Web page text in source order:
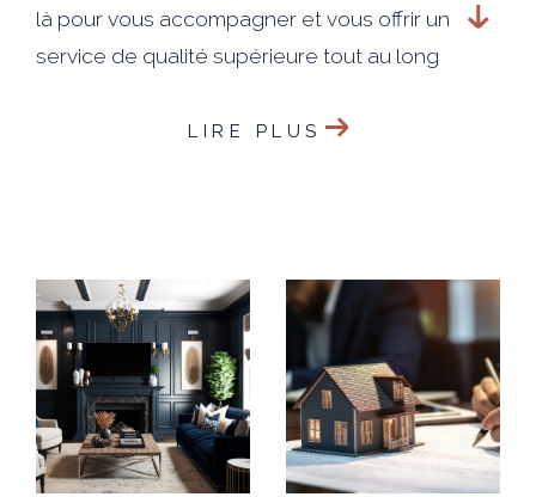
là pour vous accompagner et vous offrir un
service de qualité supérieure tout au long
relâche pour vous aider à atteindre vos
objectifs et réaliser votre projet de vente
de manière efficace.
En faisant appel à notre agence, vous
bénéficierez d'une visibilité exceptionnelle
LIRE PLUS